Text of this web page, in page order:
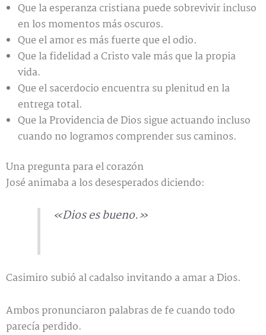
Que la esperanza cristiana puede sobrevivir incluso
en los momentos más oscuros.
Que el amor es más fuerte que el odio.
Que la fidelidad a Cristo vale más que la propia
vida.
Que el sacerdocio encuentra su plenitud en la
entrega total.
Que la Providencia de Dios sigue actuando incluso
cuando no logramos comprender sus caminos.
Una pregunta para el corazón
José animaba a los desesperados diciendo:
«Dios es bueno.»
Casimiro subió al cadalso invitando a amar a Dios.
Ambos pronunciaron palabras de fe cuando todo
parecía perdido.